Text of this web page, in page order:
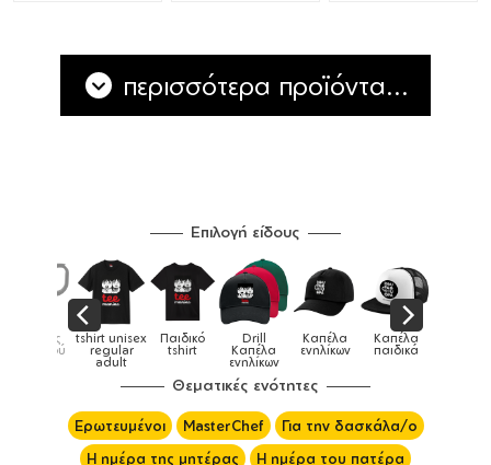
περισσότερα προϊόντα...
Επιλογή είδους
Drill
Καπέλα
ενηλίκων
Καπέλα
ενηλίκων
Καπέλα
παιδικά Κούπες Κούπες
ειδικές
Θεματικές ενότητες
Ερωτευμένοι MasterChef
Για την δασκάλα/ο
Η ημέρα της μητέρας
Η ημέρα του πατέρα